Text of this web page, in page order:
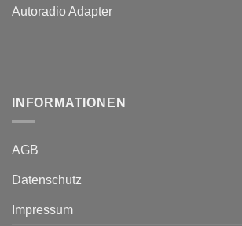
Autoradio Adapter
INFORMATIONEN
AGB
Datenschutz
Impressum